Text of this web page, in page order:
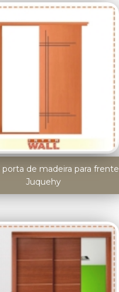
porta de madeira para frente
Juquehy